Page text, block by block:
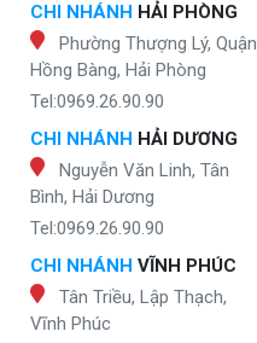
CHI NHÁNH HẢI PHÒNG
Phường Thượng Lý, Quận
Hồng Bàng, Hải Phòng
Tel:0969.26.90.90
CHI NHÁNH HẢI DƯƠNG
Nguyễn Văn Linh, Tân
Bình, Hải Dương
Tel:0969.26.90.90
CHI NHÁNH VĨNH PHÚC
Tân Triều, Lập Thạch,
Vĩnh Phúc